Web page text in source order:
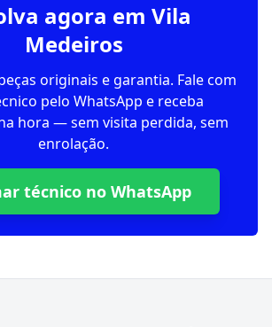
agora em Vila
Medeiros
originais e garantia. Fale com
pelo WhatsApp e receba
hora — sem visita perdida, sem
enrolação.
técnico no WhatsApp